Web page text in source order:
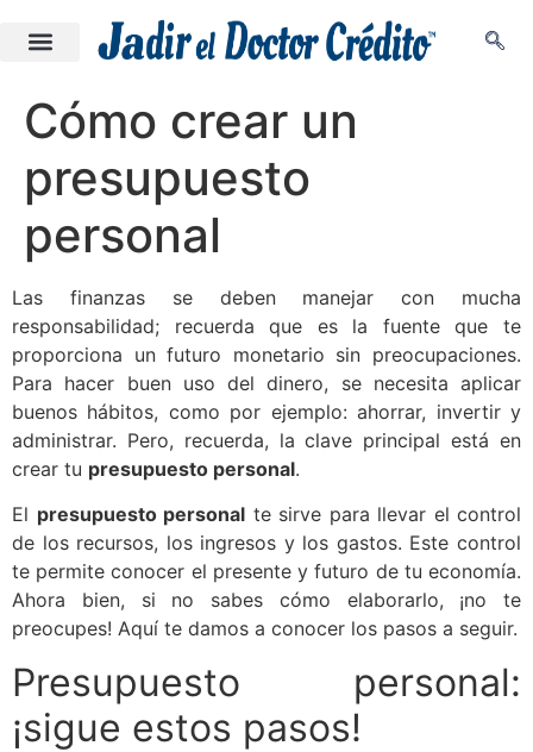
Cómo crear un
presupuesto
personal
Las finanzas se deben manejar con mucha
responsabilidad; recuerda que es la fuente que te
proporciona un futuro monetario sin preocupaciones.
Para hacer buen uso del dinero, se necesita aplicar
buenos hábitos, como por ejemplo: ahorrar, invertir y
administrar. Pero, recuerda, la clave principal está en
crear tu presupuesto personal.
El presupuesto personal te sirve para llevar el control
de los recursos, los ingresos y los gastos. Este control
te permite conocer el presente y futuro de tu economía.
Ahora bien, si no sabes cómo elaborarlo, ¡no te
preocupes! Aquí te damos a conocer los pasos a seguir.
Presupuesto personal:
¡sigue estos pasos!